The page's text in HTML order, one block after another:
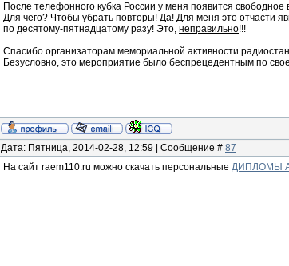
После телефонного кубка России у меня появится
Для чего? Чтобы убрать повторы! Да! Для меня это отчасти
по десятому-пятнадцатому разу! Это, неправильно!!!
Спасибо организаторам мемориальной активности
Безусловно, это мероприятие было беспрецедентным по
Дата: Пятница, 2014-02-28, 12:59 | Сообщение # 87
На сайт raem110.ru можно скачать персональные ДИПЛОМЫ